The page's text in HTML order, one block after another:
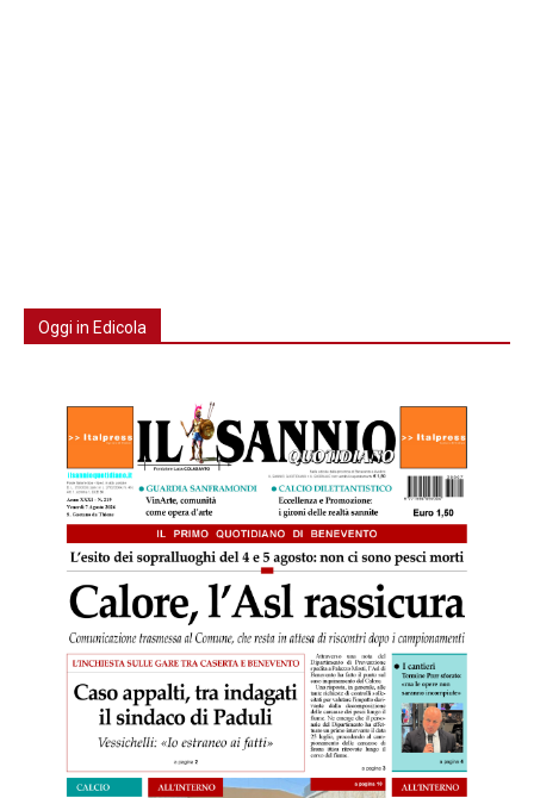
Oggi in Edicola